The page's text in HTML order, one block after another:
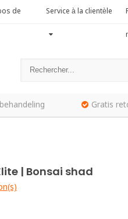
de Service à la clientèle
Gratis
| Bonsai shad